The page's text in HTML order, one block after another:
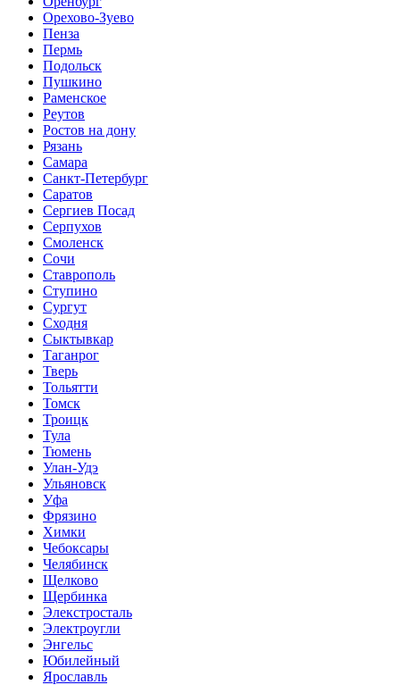
Орехово-Зуево
Пенза
Пермь
Подольск
Пушкино
Раменское
Реутов
Ростов на дону
Рязань
Самара
Санкт-Петербург
Саратов
Сергиев Посад
Серпухов
Смоленск
Сочи
Ставрополь
Ступино
Сургут
Сходня
Сыктывкар
Таганрог
Тверь
Тольятти
Томск
Троицк
Тула
Тюмень
Улан-Удэ
Ульяновск
Уфа
Фрязино
Химки
Чебоксары
Челябинск
Щелково
Щербинка
Элекстросталь
Электроугли
Энгельс
Юбилейный
Ярославль